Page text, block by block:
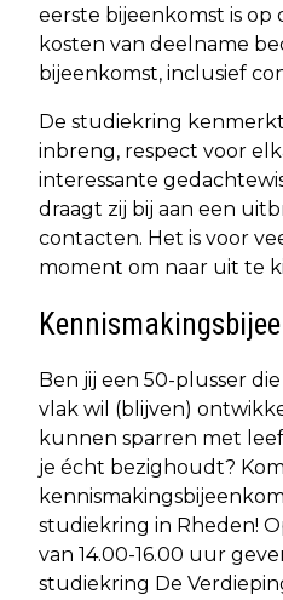
eerste bijeenkomst is op
kosten van deelname
bijeenkomst, inclusief
De studiekring
inbreng, respect voor
interessante
draagt zij bij aan een
contacten. Het is voor
moment om naar uit te
Ben jij een 50-plusser
vlak wil (blijven)
kunnen sparren met
je écht bezighoudt?
studiekring in Rheden!
van 14.00-16.00 uur
studiekring De